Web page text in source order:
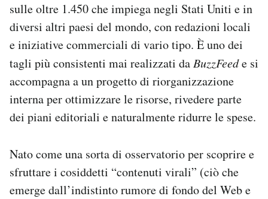
sulle oltre 1.450 che impiega negli Stati Uniti e in
diversi altri paesi del mondo, con redazioni locali
e iniziative commerciali di vario tipo. È uno dei
tagli più consistenti mai realizzati daBuzzFeede si
accompagna a un progetto di riorganizzazione
interna per ottimizzare le risorse, rivedere parte
dei piani editoriali e naturalmente ridurre le spese.
Nato come una sorta di osservatorio per scoprire e
sfruttare i cosiddetti “contenuti virali” (ciò che
emerge dall’indistinto rumore di fondo del Web e